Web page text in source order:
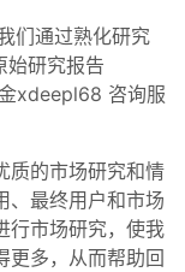
们通过熟化研究
始研究报告
xdeepl68 咨询服
质的市场研究和情
、最终用户和市场
行市场研究，使我
更多，从而帮助回